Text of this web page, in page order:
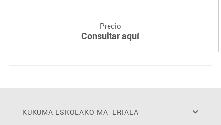
Precio
Consultar aquí
KUKUMA ESKOLAKO MATERIALA